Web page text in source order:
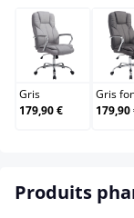
Gris
Gris
179,90 €
Gris
179,90
Produits